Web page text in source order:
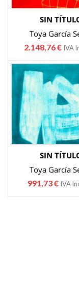
SIN
Toya García
2.148,76€ IVA
SIN
Toya García
991,73€ IVA